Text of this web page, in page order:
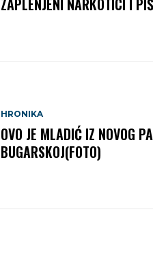
ZAPLENJENI NARKOTICI I
HRONIKA
OVO JE MLADIĆ IZ NOVOG
BUGARSKOJ(FOTO)